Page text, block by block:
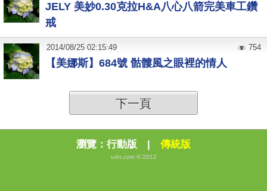
JELY 美妙0.30克拉H&A八心八箭完美車工鑽
戒
【美娜斯】684號 骷髏風之眼裡的情人
2014/08/25 02:15:49 754
下一頁
瀏覽： 行動版 | 傳統版
udn.com © 2012